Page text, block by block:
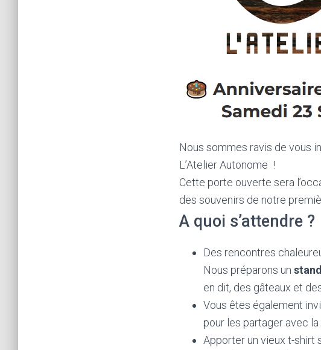
Nous sommes ravis de vous
L’Atelier Autonome !
Cette porte ouverte sera
des souvenirs de notre
A quoi s’attendre ?
Des rencontres
Nous préparons un
en dit, des gâteaux et
Vous êtes également
pour les partager avec la
Apporter un vieux t-shirt